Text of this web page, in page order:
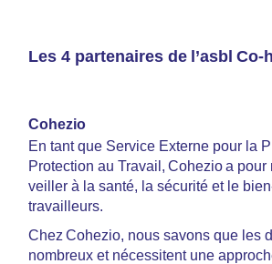
Les 4 partenaires de l’asbl Co-
Cohezio
En tant que Service Externe pour la
Protection au Travail, Cohezio a pour
veiller à la santé, la sécurité et le
travailleurs.
Chez Cohezio, nous savons que les
nombreux et nécessitent une